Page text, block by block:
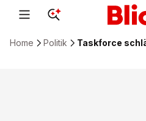
Home Politik Taskforce